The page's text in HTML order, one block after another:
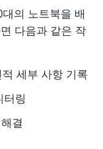
의 노트북을 배
다음과 같은 작
세부 사항 기록
터링
결